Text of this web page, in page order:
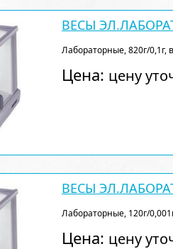
ВЕСЫ
Лабораторные, 820г/0,1г,
Цена: цену
ВЕСЫ
Лабораторные, 120г/
Цена: цену